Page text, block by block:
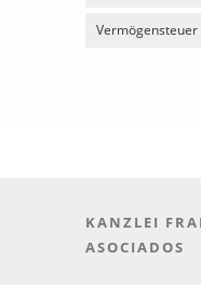
Vermögensteuer
KANZLEI
ASOCIADOS